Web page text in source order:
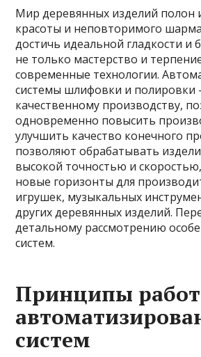
Мир деревянных изделий полон
красоты и неповторимого
достичь идеальной гладкости и
не только мастерство и
современные технологии.
системы шлифовки и полировки
качественному производству,
одновременно повысить
улучшить качество конечного
позволяют обрабатывать
высокой точностью и
новые горизонты для
игрушек, музыкальных
других деревянных изделий.
детальному рассмотрению
систем.
Принципы
систем